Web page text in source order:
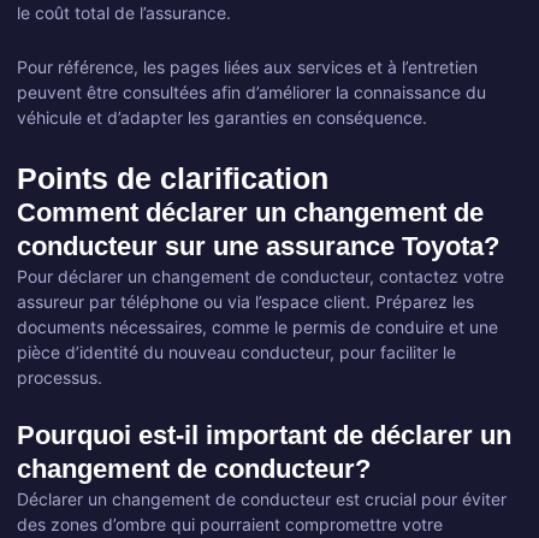
le coût total de l’assurance.
Pour référence, les pages liées aux services et à l’entretien
peuvent être consultées afin d’améliorer la connaissance du
véhicule et d’adapter les garanties en conséquence.
Points de clarification
Comment déclarer un changement de
conducteur sur une assurance Toyota?
Pour déclarer un changement de conducteur, contactez votre
assureur par téléphone ou via l’espace client. Préparez les
documents nécessaires, comme le permis de conduire et une
pièce d’identité du nouveau conducteur, pour faciliter le
processus.
Pourquoi est-il important de déclarer un
changement de conducteur?
Déclarer un changement de conducteur est crucial pour éviter
des zones d’ombre qui pourraient compromettre votre